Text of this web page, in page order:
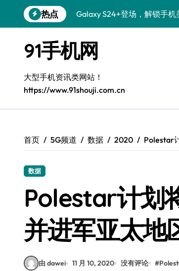
到
热点
Galaxy S24+登场，解锁手机
Galaxy A56 5G登场，时尚旗
三星Galaxy S26美颜秘籍，
S25美化秘籍：个性定制，炫
Galaxy C55 5G焕新秘籍：
Galaxy Z Flip6：折叠时尚，
S25 Ultra颜值炸裂！定制主
91手机网
大型手机资讯类网站！
https://www.91shouji.com.cn
首页 5G频道 数据 2020 Polestar
数据
Polestar计划
并进军亚太地
由 dawei 11 月 10, 2020 没有评论 #